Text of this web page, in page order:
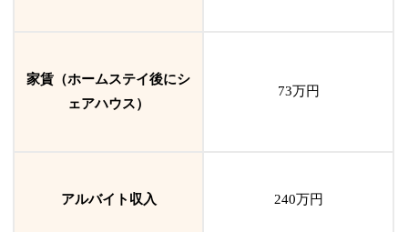
家賃（ホームステイ後にシ
ェアハウス）
73万円
アルバイト収入 240万円